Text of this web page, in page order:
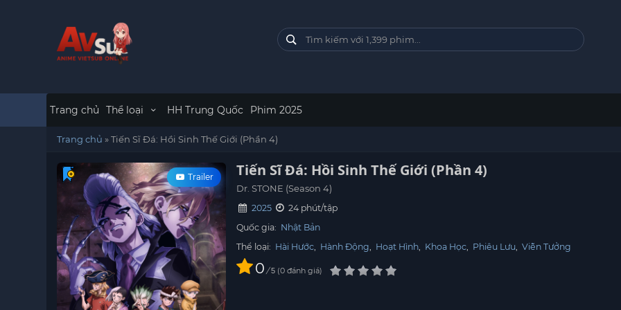
Trang chủ Thể loại HH Trung Quốc Phim 2025
Trang chủ »Tiến Sĩ Đá: Hồi Sinh Thế Giới (Phần 4)
Trailer Tiến Sĩ Đá: Hồi Sinh Thế Giới (Phần 4)
Dr. STONE (Season 4)
2025
24 phút/tập
Quốc gia: Nhật Bản
Thể loại: Hài Hước, Hành Động, Hoạt Hình, Khoa Học, Phiêu Lưu, Viễn Tưởng
0 / 5 0 đánh giá